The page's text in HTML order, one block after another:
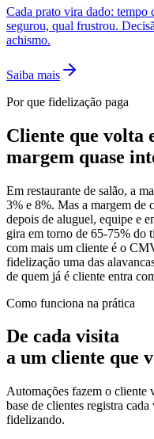
Cada prato vira dado: tempo
segurou, qual frustrou.
achismo.
Saiba mais
Por que fidelização paga
Cliente que volta
margem quase
Em restaurante de salão, a
3% e 8%. Mas a margem
depois de aluguel, equipe e
gira em torno de 65-75% do
com mais um cliente é o
fidelização uma das
de quem já é cliente entra
Como funciona na prática
De cada visita
a um cliente que
Automações fazem o
base de clientes registra
fidelizando.